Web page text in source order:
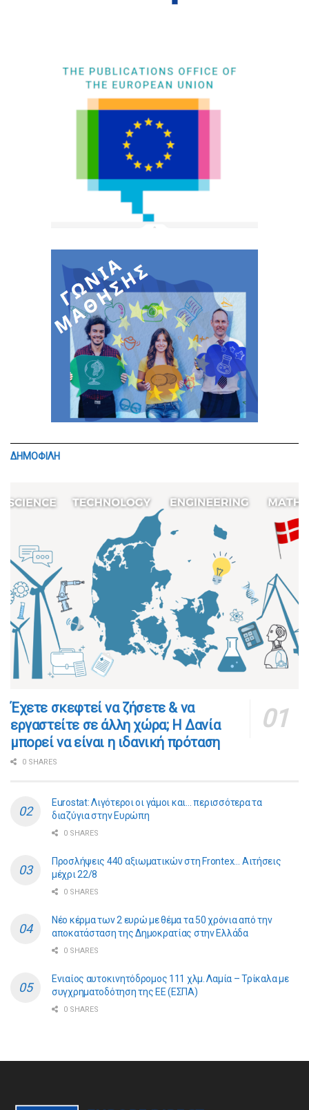
ΔΗΜΟΦΙΛΗ
​​Έχετε σκεφτεί να ζήσετε & να
εργαστείτε σε άλλη χώρα; Η Δανία
μπορεί να είναι η ιδανική πρόταση
0 SHARES
Eurostat: Λιγότεροι οι γάμοι και… περισσότερα τα
διαζύγια στην Ευρώπη
0 SHARES
Προσλήψεις 440 αξιωματικών στη Frontex… Αιτήσεις
μέχρι 22/8
0 SHARES
Νέο κέρμα των 2 ευρώ με θέμα τα 50 χρόνια από την
αποκατάσταση της Δημοκρατίας στην Ελλάδα
0 SHARES
Ενιαίος αυτοκινητόδρομος 111 χλμ. Λαμία – Τρίκαλα με
συγχρηματοδότηση της ΕE (ΕΣΠΑ)
0 SHARES